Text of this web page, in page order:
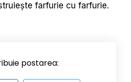
farfurie cu farfurie.
postarea: